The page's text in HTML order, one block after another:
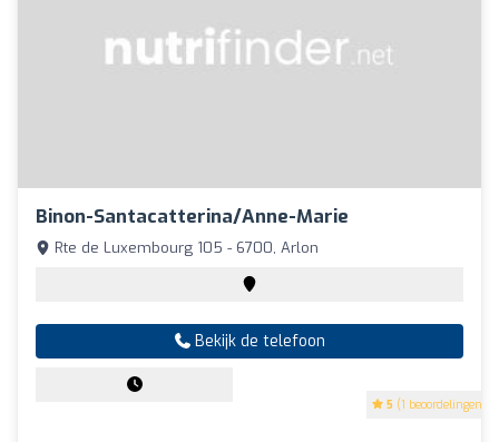
Binon-Santacatterina/Anne-Marie
5 (1 beoordelingen)
Rte de Luxembourg 105 - 6700, Arlon
Bekijk de telefoon